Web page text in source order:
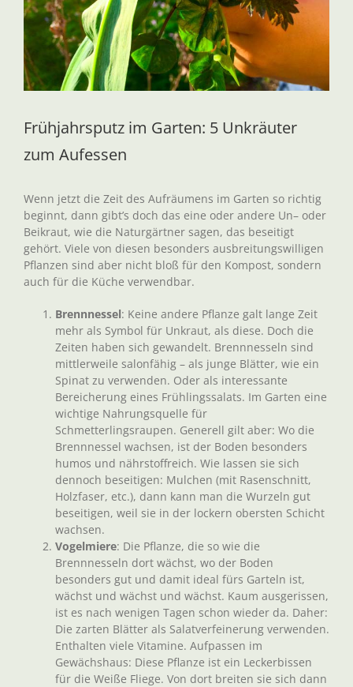
Frühjahrsputz im Garten: 5 Unkräuter
zum Aufessen
Wenn jetzt die Zeit des Aufräumens im Garten so richtig
beginnt, dann gibt’s doch das eine oder andere Un– oder
Beikraut, wie die Naturgärtner sagen, das beseitigt
gehört. Viele von diesen besonders ausbreitungswilligen
Pflanzen sind aber nicht bloß für den Kompost, sondern
auch für die Küche verwendbar.
Brennnessel: Keine andere Pflanze galt lange Zeit
mehr als Symbol für Unkraut, als diese. Doch die
Zeiten haben sich gewandelt. Brennnesseln sind
mittlerweile salonfähig – als junge Blätter, wie ein
Spinat zu verwenden. Oder als interessante
Bereicherung eines Frühlingssalats. Im Garten eine
wichtige Nahrungsquelle für
Schmetterlingsraupen. Generell gilt aber: Wo die
Brennnessel wachsen, ist der Boden besonders
humos und nährstoffreich. Wie lassen sie sich
dennoch beseitigen: Mulchen (mit Rasenschnitt,
Holzfaser, etc.), dann kann man die Wurzeln gut
beseitigen, weil sie in der lockern obersten Schicht
wachsen.
Vogelmiere: Die Pflanze, die so wie die
Brennnesseln dort wächst, wo der Boden
besonders gut und damit ideal fürs Garteln ist,
wächst und wächst und wächst. Kaum ausgerissen,
ist es nach wenigen Tagen schon wieder da. Daher:
Die zarten Blätter als Salatverfeinerung verwenden.
Enthalten viele Vitamine. Aufpassen im
Gewächshaus: Diese Pflanze ist ein Leckerbissen
für die Weiße Fliege. Von dort breiten sie sich dann